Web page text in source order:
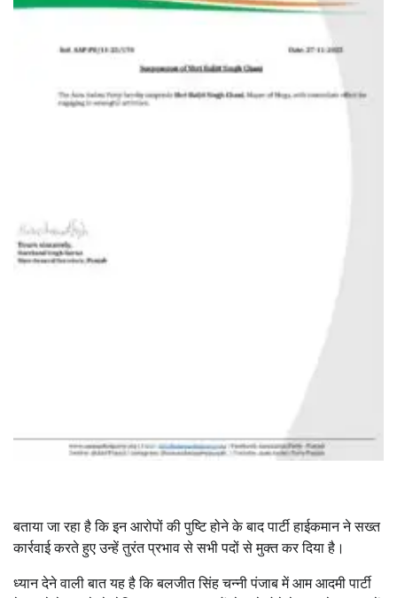
बताया जा रहा है कि इन आरोपों की पुष्टि होने के बाद पार्टी हाईकमान ने सख्त
कार्रवाई करते हुए उन्हें तुरंत प्रभाव से सभी पदों से मुक्त कर दिया है।
ध्यान देने वाली बात यह है कि बलजीत सिंह चन्नी पंजाब में आम आदमी पार्टी